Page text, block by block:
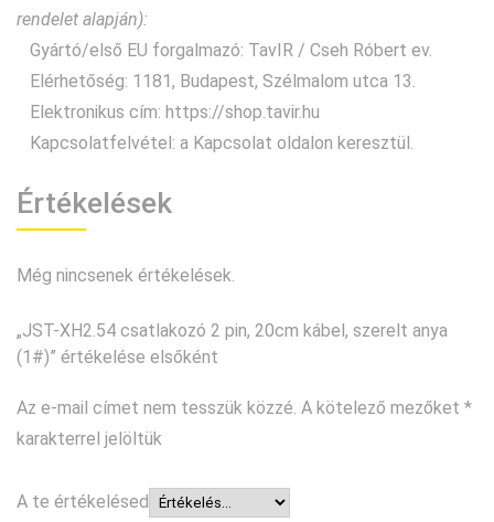
rendelet alapján):
Gyártó/első EU forgalmazó: TavIR / Cseh Róbert ev.
Elérhetőség: 1181, Budapest, Szélmalom utca 13.
Elektronikus cím: https://shop.tavir.hu
Kapcsolatfelvétel: a Kapcsolat oldalon keresztül
Értékelések
Még nincsenek értékelések.
„JST-XH2.54 csatlakozó 2 pin, 20cm kábel, szerelt anya
(1#)” értékelése elsőként
Az e-mail címet nem tesszük közzé. A kötelező mezőket *
karakterrel jelöltük
A te értékelésed